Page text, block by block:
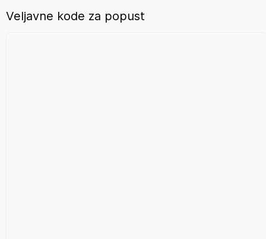
Veljavne kode za popust